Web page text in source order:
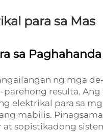
para sa Mas
sa
ng mga de-
resulta. Ang
elektrikal para sa
mabilis.
sopistikadong